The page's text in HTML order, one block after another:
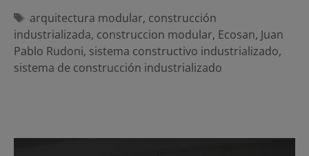
Etiquetas
arquitectura modular, construcción
industrializada, construccion modular, Ecosan, Juan
Pablo Rudoni, sistema constructivo industrializado,
sistema de construcción industrializado